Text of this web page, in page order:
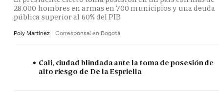
28.000 hombres en armas en 700 municipios y una deuda
pública superior al 60% del PIB
Poly Martínez Corresponsal en Bogotá
Cali, ciudad blindada ante la toma de posesión de
alto riesgo de De la Espriella